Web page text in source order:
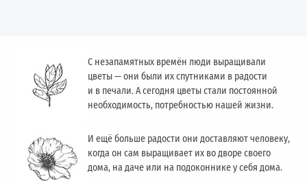
С незапамятных времён люди выращивали
цветы — они были их спутниками в радости
и в печали. А сегодня цветы стали постоянной
необходимость, потребностью нашей жизни.
И ещё больше радости они доставляют человеку,
когда он сам выращивает их во дворе своего
дома, на даче или на подоконнике у себя дома.